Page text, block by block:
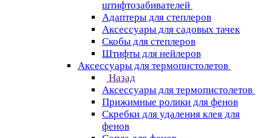
штифтозабивателей
Адаптеры для степлеров
Аксессуары для садовых тачек
Скобы для степлеров
Штифты для нейлеров
Аксессуары для термопистолетов
Назад
Аксессуары для термопистолетов
Прижимные ролики для фенов
Скребки для удаления клея для
фенов